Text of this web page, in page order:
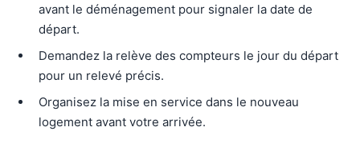
avant le déménagement pour signaler la date de
départ.
Demandez la relève des compteurs le jour du départ
pour un relevé précis.
Organisez la mise en service dans le nouveau
logement avant votre arrivée.